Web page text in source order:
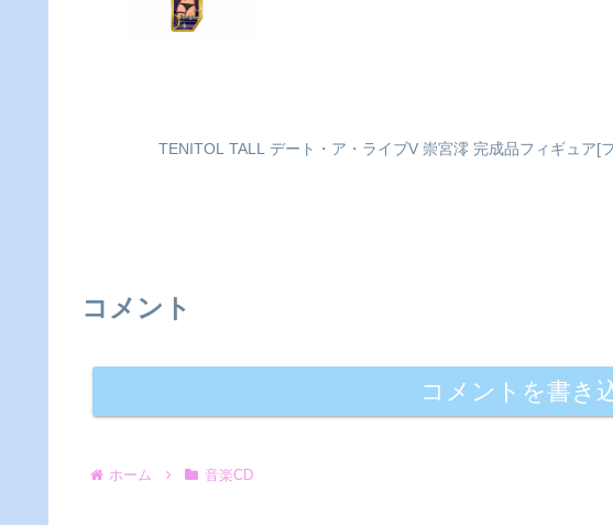
TENITOL TALL デート・ア・ライブV 崇宮澪 完成品フィギュア[
コメント
コメントを書き
ホーム 音楽CD